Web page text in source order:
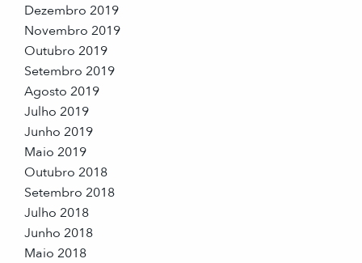
Dezembro 2019
Novembro 2019
Outubro 2019
Setembro 2019
Agosto 2019
Julho 2019
Junho 2019
Maio 2019
Outubro 2018
Setembro 2018
Julho 2018
Junho 2018
Maio 2018